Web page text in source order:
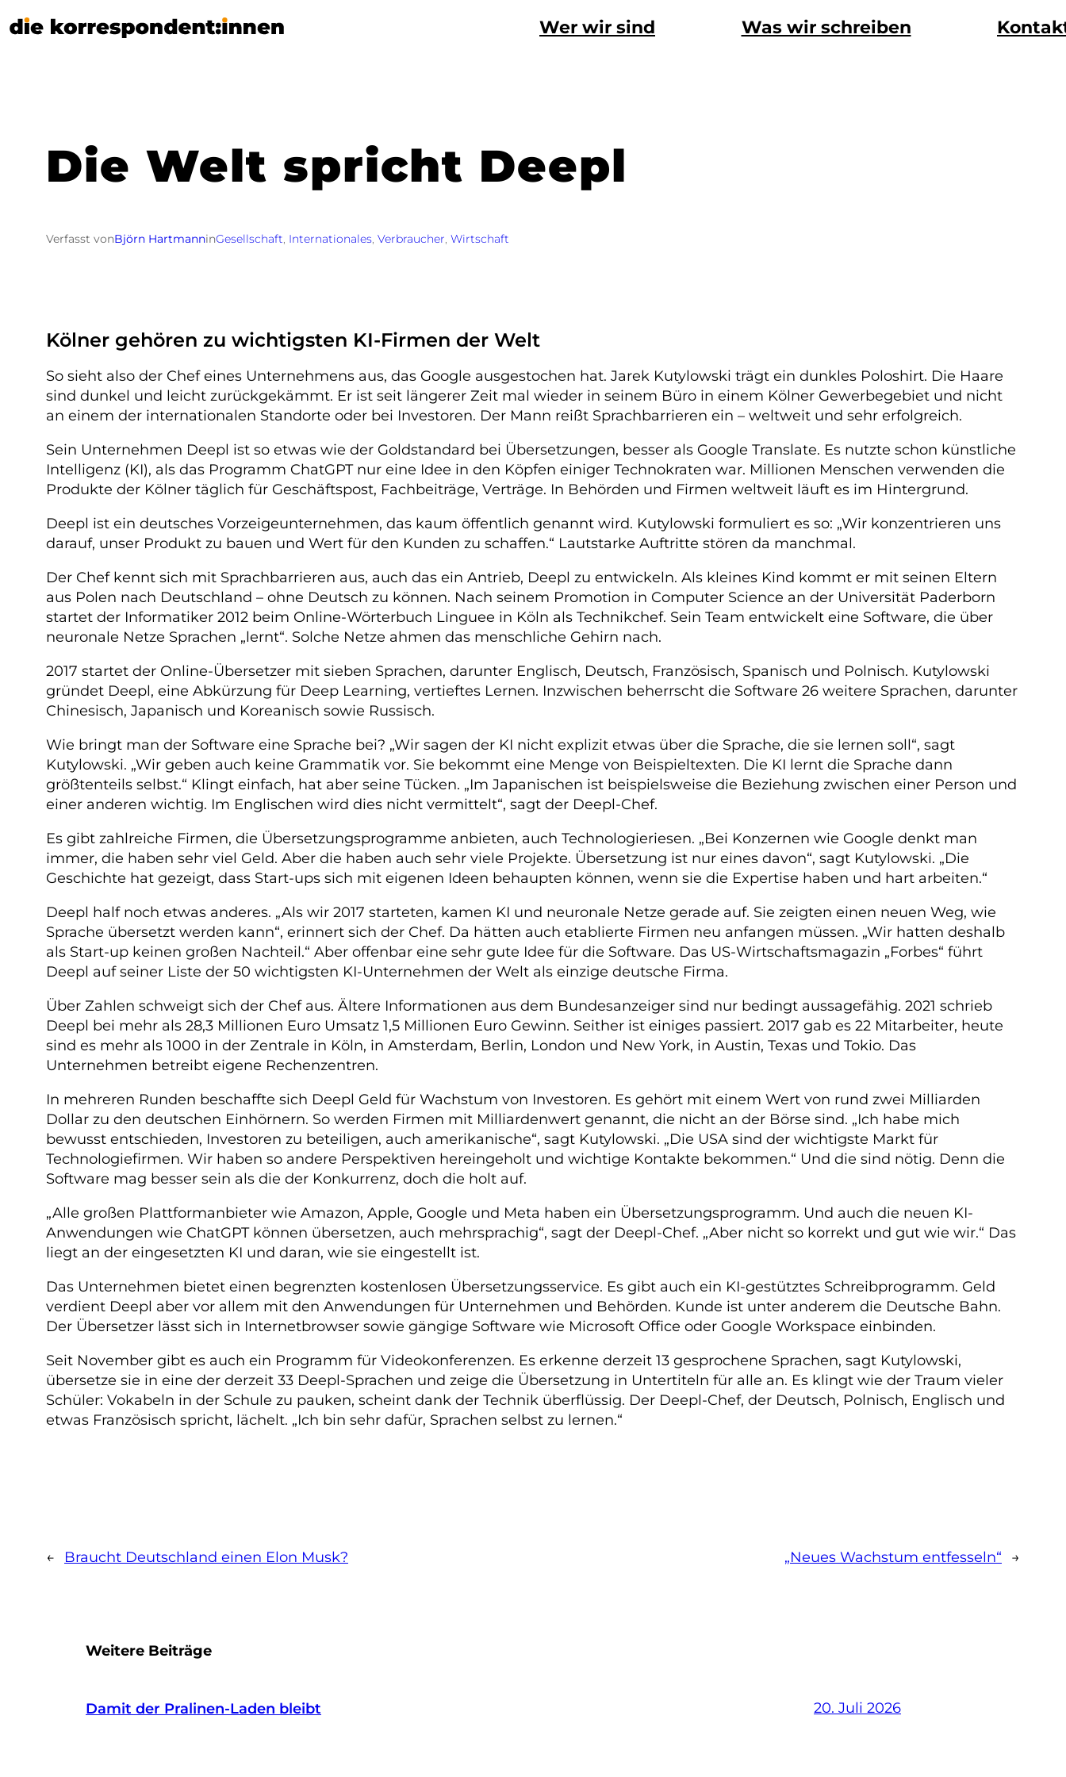
Wer wir sind Was wir schreiben
Die Welt spricht Deepl
Verfasst vonBjörn HartmanninGesellschaft, Internationales, Verbraucher, Wirtschaft
Kölner gehören zu wichtigsten KI-Firmen der Welt
So sieht also der Chef eines Unternehmens aus, das Google ausgestochen hat. Jarek Kutylowski trägt ein dunkles Poloshirt. Die Haare
sind dunkel und leicht zurückgekämmt. Er ist seit längerer Zeit mal wieder in seinem Büro in einem Kölner Gewerbegebiet und nicht
an einem der internationalen Standorte oder bei Investoren. Der Mann reißt Sprachbarrieren ein – weltweit und sehr erfolgreich.
Sein Unternehmen Deepl ist so etwas wie der Goldstandard bei Übersetzungen, besser als Google Translate. Es nutzte schon künstliche
Intelligenz (KI), als das Programm ChatGPT nur eine Idee in den Köpfen einiger Technokraten war. Millionen Menschen verwenden die
Produkte der Kölner täglich für Geschäftspost, Fachbeiträge, Verträge. In Behörden und Firmen weltweit läuft es im Hintergrund.
Deepl ist ein deutsches Vorzeigeunternehmen, das kaum öffentlich genannt wird. Kutylowski formuliert es so: „Wir konzentrieren uns
darauf, unser Produkt zu bauen und Wert für den Kunden zu schaffen.“ Lautstarke Auftritte stören da manchmal.
Der Chef kennt sich mit Sprachbarrieren aus, auch das ein Antrieb, Deepl zu entwickeln. Als kleines Kind kommt er mit seinen Eltern
aus Polen nach Deutschland – ohne Deutsch zu können. Nach seinem Promotion in Computer Science an der Universität Paderborn
startet der Informatiker 2012 beim Online-Wörterbuch Linguee in Köln als Technikchef. Sein Team entwickelt eine Software, die über
neuronale Netze Sprachen „lernt“. Solche Netze ahmen das menschliche Gehirn nach.
2017 startet der Online-Übersetzer mit sieben Sprachen, darunter Englisch, Deutsch, Französisch, Spanisch und Polnisch. Kutylowski
gründet Deepl, eine Abkürzung für Deep Learning, vertieftes Lernen. Inzwischen beherrscht die Software 26 weitere Sprachen, darunter
Chinesisch, Japanisch und Koreanisch sowie Russisch.
Wie bringt man der Software eine Sprache bei? „Wir sagen der KI nicht explizit etwas über die Sprache, die sie lernen soll“, sagt
Kutylowski. „Wir geben auch keine Grammatik vor. Sie bekommt eine Menge von Beispieltexten. Die KI lernt die Sprache dann
größtenteils selbst.“ Klingt einfach, hat aber seine Tücken. „Im Japanischen ist beispielsweise die Beziehung zwischen einer Person und
einer anderen wichtig. Im Englischen wird dies nicht vermittelt“, sagt der Deepl-Chef.
Es gibt zahlreiche Firmen, die Übersetzungsprogramme anbieten, auch Technologieriesen. „Bei Konzernen wie Google denkt man
immer, die haben sehr viel Geld. Aber die haben auch sehr viele Projekte. Übersetzung ist nur eines davon“, sagt Kutylowski. „Die
Geschichte hat gezeigt, dass Start-ups sich mit eigenen Ideen behaupten können, wenn sie die Expertise haben und hart arbeiten.“
Deepl half noch etwas anderes. „Als wir 2017 starteten, kamen KI und neuronale Netze gerade auf. Sie zeigten einen neuen Weg, wie
Sprache übersetzt werden kann“, erinnert sich der Chef. Da hätten auch etablierte Firmen neu anfangen müssen. „Wir hatten deshalb
als Start-up keinen großen Nachteil.“ Aber offenbar eine sehr gute Idee für die Software. Das US-Wirtschaftsmagazin „Forbes“ führt
Deepl auf seiner Liste der 50 wichtigsten KI-Unternehmen der Welt als einzige deutsche Firma.
Über Zahlen schweigt sich der Chef aus. Ältere Informationen aus dem Bundesanzeiger sind nur bedingt aussagefähig. 2021 schrieb
Deepl bei mehr als 28,3 Millionen Euro Umsatz 1,5 Millionen Euro Gewinn. Seither ist einiges passiert. 2017 gab es 22 Mitarbeiter, heute
sind es mehr als 1000 in der Zentrale in Köln, in Amsterdam, Berlin, London und New York, in Austin, Texas und Tokio. Das
Unternehmen betreibt eigene Rechenzentren.
In mehreren Runden beschaffte sich Deepl Geld für Wachstum von Investoren. Es gehört mit einem Wert von rund zwei Milliarden
Dollar zu den deutschen Einhörnern. So werden Firmen mit Milliardenwert genannt, die nicht an der Börse sind. „Ich habe mich
bewusst entschieden, Investoren zu beteiligen, auch amerikanische“, sagt Kutylowski. „Die USA sind der wichtigste Markt für
Technologiefirmen. Wir haben so andere Perspektiven hereingeholt und wichtige Kontakte bekommen.“ Und die sind nötig. Denn die
Software mag besser sein als die der Konkurrenz, doch die holt auf.
„Alle großen Plattformanbieter wie Amazon, Apple, Google und Meta haben ein Übersetzungsprogramm. Und auch die neuen KI-
Anwendungen wie ChatGPT können übersetzen, auch mehrsprachig“, sagt der Deepl-Chef. „Aber nicht so korrekt und gut wie wir.“ Das
liegt an der eingesetzten KI und daran, wie sie eingestellt ist.
Das Unternehmen bietet einen begrenzten kostenlosen Übersetzungsservice. Es gibt auch ein KI-gestütztes Schreibprogramm. Geld
verdient Deepl aber vor allem mit den Anwendungen für Unternehmen und Behörden. Kunde ist unter anderem die Deutsche Bahn.
Der Übersetzer lässt sich in Internetbrowser sowie gängige Software wie Microsoft Office oder Google Workspace einbinden.
Seit November gibt es auch ein Programm für Videokonferenzen. Es erkenne derzeit 13 gesprochene Sprachen, sagt Kutylowski,
übersetze sie in eine der derzeit 33 Deepl-Sprachen und zeige die Übersetzung in Untertiteln für alle an. Es klingt wie der Traum vieler
Schüler: Vokabeln in der Schule zu pauken, scheint dank der Technik überflüssig. Der Deepl-Chef, der Deutsch, Polnisch, Englisch und
etwas Französisch spricht, lächelt. „Ich bin sehr dafür, Sprachen selbst zu lernen.“
← Braucht Deutschland einen Elon Musk? „Neues Wachstum entfesseln“ →
Weitere Beiträge
Damit der Pralinen-Laden bleibt 20. Juli 2026